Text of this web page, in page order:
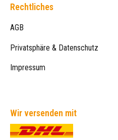
Rechtliches
AGB
Privatsphäre & Datenschutz
Impressum
Wir versenden mit